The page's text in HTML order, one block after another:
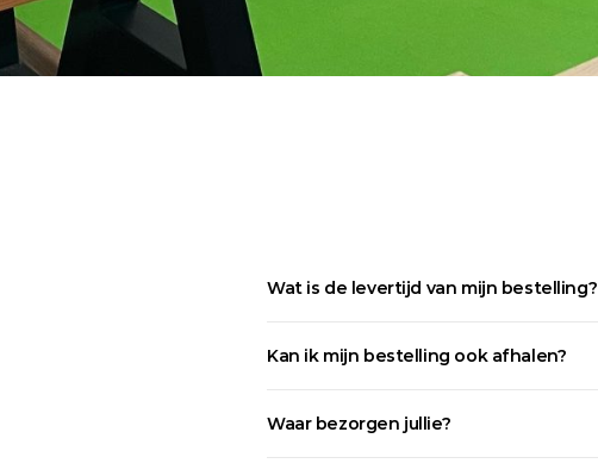
Wat is de levertijd van mijn bestelling?
Kan ik mijn bestelling ook afhalen?
Waar bezorgen jullie?